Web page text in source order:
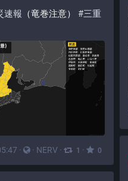
速報 （竜巻注意） #三重
· · NERV · 1 · 0